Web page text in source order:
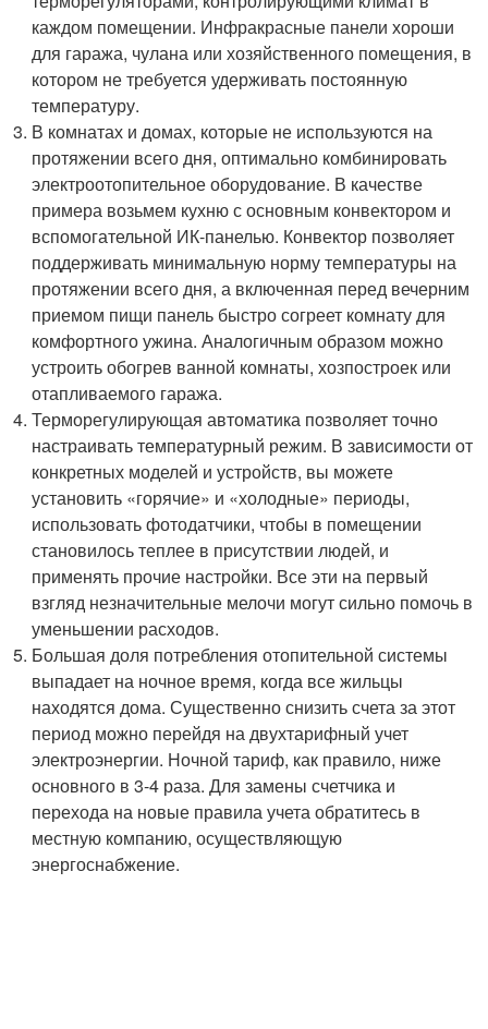
каждом помещении. Инфракрасные панели хороши
для гаража, чулана или хозяйственного помещения, в
котором не требуется удерживать постоянную
температуру.
В комнатах и домах, которые не используются на
протяжении всего дня, оптимально комбинировать
электроотопительное оборудование. В качестве
примера возьмем кухню с основным конвектором и
вспомогательной ИК-панелью. Конвектор позволяет
поддерживать минимальную норму температуры на
протяжении всего дня, а включенная перед вечерним
приемом пищи панель быстро согреет комнату для
комфортного ужина. Аналогичным образом можно
устроить обогрев ванной комнаты, хозпостроек или
отапливаемого гаража.
Терморегулирующая автоматика позволяет точно
настраивать температурный режим. В зависимости от
конкретных моделей и устройств, вы можете
установить «горячие» и «холодные» периоды,
использовать фотодатчики, чтобы в помещении
становилось теплее в присутствии людей, и
применять прочие настройки. Все эти на первый
взгляд незначительные мелочи могут сильно помочь в
уменьшении расходов.
Большая доля потребления отопительной системы
выпадает на ночное время, когда все жильцы
находятся дома. Существенно снизить счета за этот
период можно перейдя на двухтарифный учет
электроэнергии. Ночной тариф, как правило, ниже
основного в 3-4 раза. Для замены счетчика и
перехода на новые правила учета обратитесь в
местную компанию, осуществляющую
энергоснабжение.